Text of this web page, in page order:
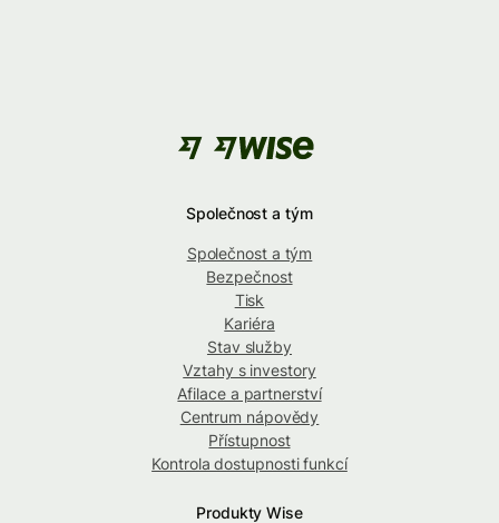
Společnost a tým
Společnost a tým
Bezpečnost
Tisk
Kariéra
Stav služby
Vztahy s investory
Afilace a partnerství
Centrum nápovědy
Přístupnost
Kontrola dostupnosti funkcí
Produkty Wise